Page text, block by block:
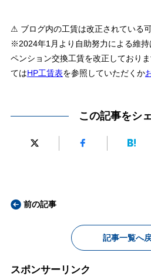
⚠ ブログ内の工賃は改正されている
※2024年1月より自助努力による維
ペンション交換工賃を改正しており
てはHP工賃表を参照していただくか
この記事をシ
前の記事
記事一覧へ
スポンサーリンク